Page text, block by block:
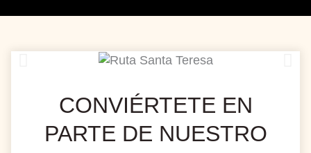
CONVIÉRTETE EN
PARTE DE NUESTRO